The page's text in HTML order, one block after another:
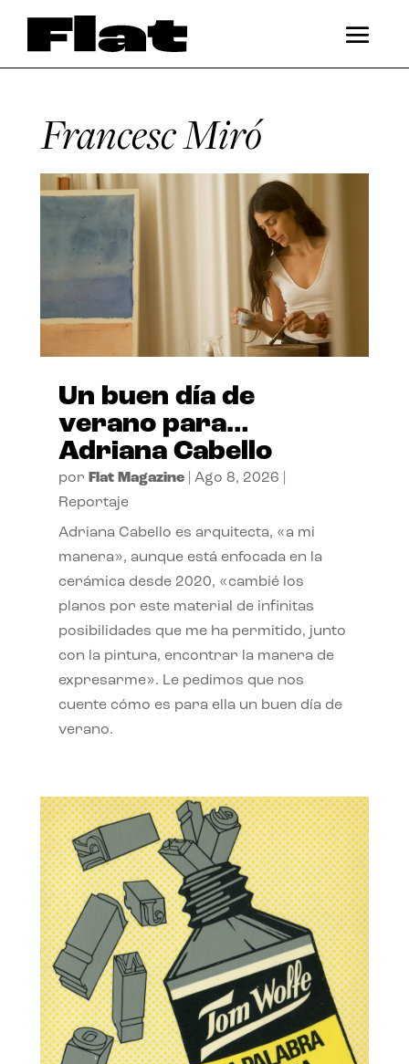
Francesc Miró
Un buen día de
verano para…
Adriana Cabello
por Flat Magazine| Ago 8, 2026
Reportaje
Adriana Cabello es arquitecta, «a mi
manera», aunque está enfocada en la
cerámica desde 2020, «cambié los
planos por este material de infinitas
posibilidades que me ha permitido, junto
con la pintura, encontrar la manera de
expresarme». Le pedimos que nos
cuente cómo es para ella un buen día de
verano.